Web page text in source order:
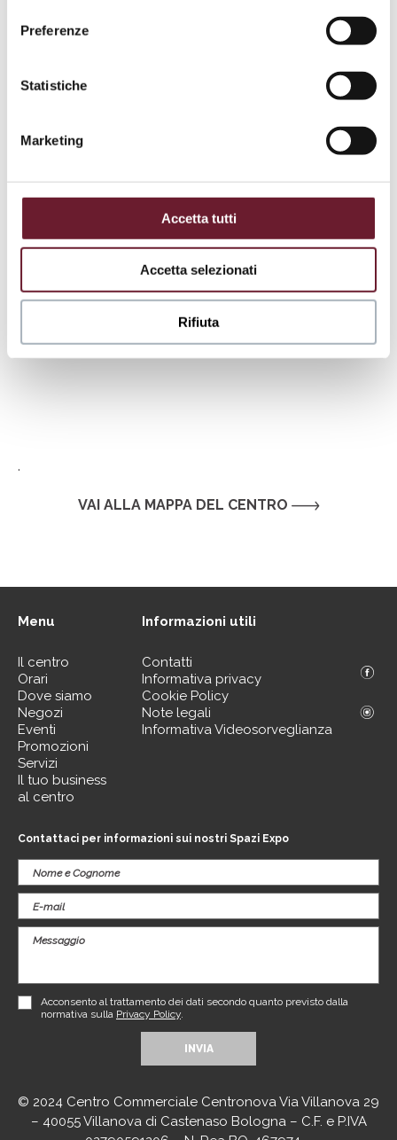
Preferenze
Statistiche
Marketing
Accetta tutti
Accetta selezionati
Rifiuta
.
VAI ALLA MAPPA DEL CENTRO
Menu
Il centro
Orari
Dove siamo
Negozi
Eventi
Promozioni
Servizi
Il tuo business
al centro
Informazioni utili
Contatti
Informativa privacy
Cookie Policy
Note legali
Informativa Videosorveglianza
Contattaci per informazioni sui nostri Spazi Expo
Acconsento al trattamento dei dati secondo quanto previsto dalla
normativa sulla Privacy Policy.
© 2024 Centro Commerciale Centronova Via Villanova 29
– 40055 Villanova di Castenaso Bologna – C.F. e P.IVA